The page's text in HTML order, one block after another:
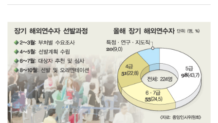
원들은 그들의 자녀를 싱가포르에 있는 미국, 프랑스, 호주, 캐나다,